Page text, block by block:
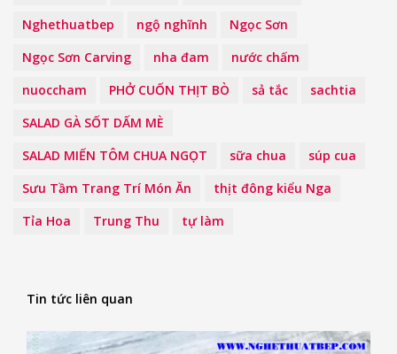
Nghethuatbep ngộ nghĩnh
Ngọc Sơn
Ngọc Sơn Carving
nha đam
nước chấm
nuoccham
PHỞ CUỐN THỊT BÒ sả tắc
sachtia
SALAD GÀ SỐT DẤM MÈ
SALAD MIẾN TÔM CHUA NGỌT
sữa chua
súp cua
Sưu Tầm Trang Trí Món Ăn
thịt đông kiểu Nga
Tỉa Hoa
Trung Thu tự làm
Tin tức liên quan